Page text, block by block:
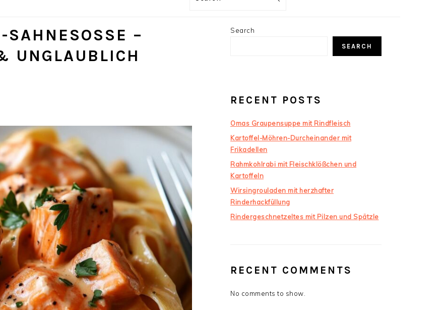
– C
L
PRIMARY
Search
SEARCH
RECENT POSTS
Omas Graupensuppe mit Rindfleisch
Kartoffel-Möhren-Durcheinander mit
Frikadellen
Rahmkohlrabi mit Fleischklößchen und
Kartoffeln
Wirsingrouladen mit herzhafter
Rinderhackfüllung
Rindergeschnetzeltes mit Pilzen und Spätzle
RECENT COMMENTS
No comments to show.